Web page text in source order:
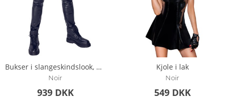
Bukser i slangeskindslook, elastiske
Noir
939 DKK
Kjole i lak
Noir
549 DKK